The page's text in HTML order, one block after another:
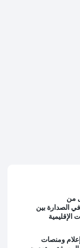
من
في الصدارة بين
الإقليمية
ومنصات